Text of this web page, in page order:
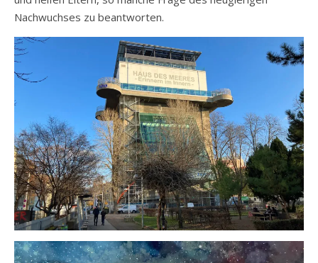
Nachwuchses zu beantworten.